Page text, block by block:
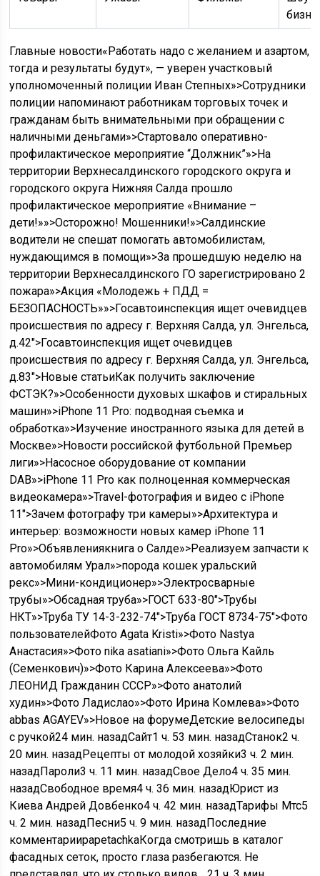
Главные новости«Работать надо с желанием и азартом,
тогда и результаты будут», — уверен участковый
уполномоченный полиции Иван Степных»>Сотрудники
полиции напоминают работникам торговых точек и
гражданам быть внимательными при обращении с
наличными деньгами»>Стартовало оперативно-
профилактическое мероприятие “Должник”»>На
территории Верхнесалдинского городского округа и
городского округа Нижняя Салда прошло
профилактическое мероприятие «Внимание –
дети!»»>Осторожно! Мошенники!»>Салдинские
водители не спешат помогать автомобилистам,
нуждающимся в помощи»>За прошедшую неделю на
территории Верхнесалдинского ГО зарегистрировано 2
пожара»>Акция «Молодежь + ПДД =
БЕЗОПАСНОСТЬ»»>Госавтоинспекция ищет очевидцев
происшествия по адресу г. Верхняя Салда, ул. Энгельса,
д.42″>Госавтоинспекция ищет очевидцев
происшествия по адресу г. Верхняя Салда, ул. Энгельса,
д.83″>Новые статьиКак получить заключение
ФСТЭК?»>Особенности духовых шкафов и стиральных
машин»>iPhone 11 Pro: подводная съемка и
обработка»>Изучение иностранного языка для детей в
Москве»>Новости российской футбольной Премьер
лиги»>Насосное оборудование от компании
DAB»>iPhone 11 Pro как полноценная коммерческая
видеокамера»>Travel-фотография и видео c iPhone
11″>Зачем фотографу три камеры»>Архитектура и
интерьер: возможности новых камер iPhone 11
Pro»>Объявлениякнига о Салде»>Реализуем запчасти к
автомобилям Урал»>порода кошек уральский
рекс»>Мини-кондиционер»>Электросварные
трубы»>Обсадная труба»>ГОСТ 633-80″>Трубы
НКТ»>Труба ТУ 14-3-232-74″>Труба ГОСТ 8734-75″>Фото
пользователейФото Agata Kristi»>Фото Nastya
Анастасия»>Фото nika asatiani»>Фото Ольга Кайль
(Семенкович)»>Фото Карина Алексеева»>Фото
ЛЕОНИД Гражданин СССР»>Фото анатолий
худин»>Фото Ладислао»>Фото Ирина Комлева»>Фото
abbas AGAYEV»>Новое на форумеДетские велосипеды
с ручкой24 мин. назадСайт1 ч. 53 мин. назадСтанок2 ч.
20 мин. назадРецепты от молодой хозяйки3 ч. 2 мин.
назадПароли3 ч. 11 мин. назадСвое Дело4 ч. 35 мин.
назадСвободное время4 ч. 36 мин. назадЮрист из
Киева Андрей Довбенко4 ч. 42 мин. назадТарифы Мтс5
ч. 2 мин. назадПесни5 ч. 9 мин. назадПоследние
комментарииpapetachkaКогда смотришь в каталог
фасадных сеток, просто глаза разбегаются. Не